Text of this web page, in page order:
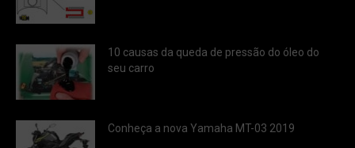
10 causas da queda de pressão do óleo do
seu carro
Conheça a nova Yamaha MT-03 2019